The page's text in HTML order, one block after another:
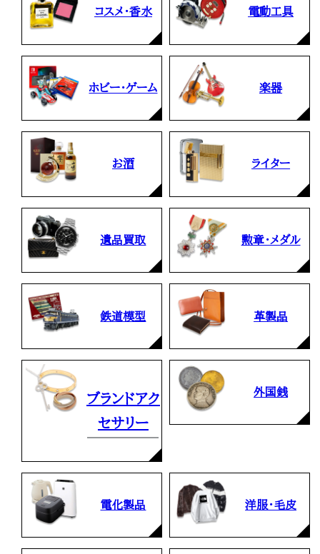
コスメ・香水 電動工具
ホビー・ゲーム 楽器
お酒 ライター
遺品買取 勲章・メダル
鉄道模型 革製品
ブランドアク
セサリー
外国銭
電化製品 洋服・毛皮